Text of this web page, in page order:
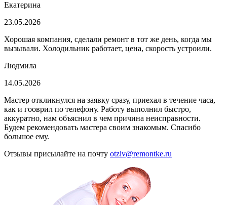
Екатерина
23.05.2026
Хорошая компания, сделали ремонт в тот же день, когда мы
вызывали. Холодильник работает, цена, скорость устроили.
Людмила
14.05.2026
Мастер откликнулся на заявку сразу, приехал в течение часа,
как и гооврил по телефону. Работу выполнил быстро,
аккуратно, нам объяснил в чем причина неисправности.
Будем рекомендовать мастера своим знакомым. Спасибо
большое ему.
Отзывы присылайте на почту otziv@remontke.ru